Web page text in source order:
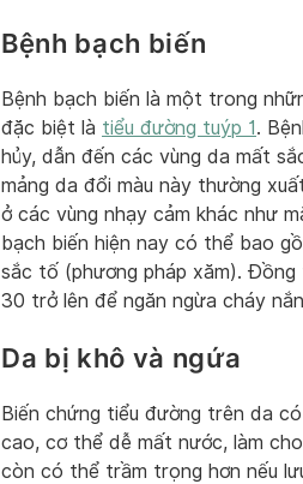
Bệnh bạch biến
Bệnh bạch biến là một trong
đặc biệt là tiểu đường tuýp 1.
hủy, dẫn đến các vùng da mất
mảng da đổi màu này thường
ở các vùng nhạy cảm khác như
bạch biến hiện nay có thể bao
sắc tố (phương pháp xăm).
30 trở lên để ngăn ngừa cháy
Da bị khô và ngứa
Biến chứng tiểu đường trên da
cao, cơ thể dễ mất nước, làm
còn có thể trầm trọng hơn nếu